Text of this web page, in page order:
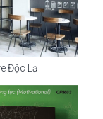
Độc Lạ